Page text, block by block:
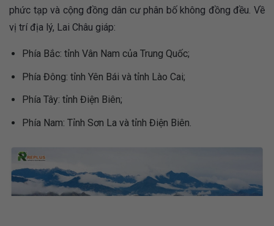
phức tạp và cộng đồng dân cư phân bố không đồng đều. Về
vị trí địa lý, Lai Châu giáp:
Phía Bắc: tỉnh Vân Nam của Trung Quốc;
Phía Đông: tỉnh Yên Bái và tỉnh Lào Cai;
Phía Tây: tỉnh Điện Biên;
Phía Nam: Tỉnh Sơn La và tỉnh Điện Biên.